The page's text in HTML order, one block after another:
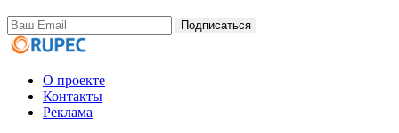
Подписаться
О проекте
Контакты
Реклама